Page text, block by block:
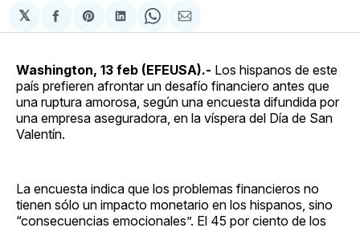
𝕏
Compartir
en
Share
on
Compartir
en
Share
on
Compartir
via
Washington, 13 feb (EFEUSA).- Los hispanos de este
país prefieren afrontar un desafío financiero antes que
una ruptura amorosa, según una encuesta difundida por
una empresa aseguradora, en la víspera del Día de San
Valentín.
La encuesta indica que los problemas financieros no
tienen sólo un impacto monetario en los hispanos, sino
“consecuencias emocionales”. El 45 por ciento de los